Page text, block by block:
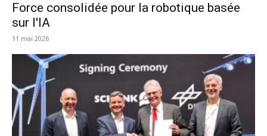
Force consolidée pour la robotique basée
sur l'IA
11 mai 2026